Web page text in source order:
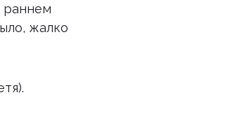
раннем
жалко